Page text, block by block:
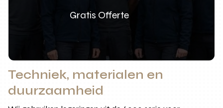
Gratis Offerte
Techniek, materialen en
duurzaamheid